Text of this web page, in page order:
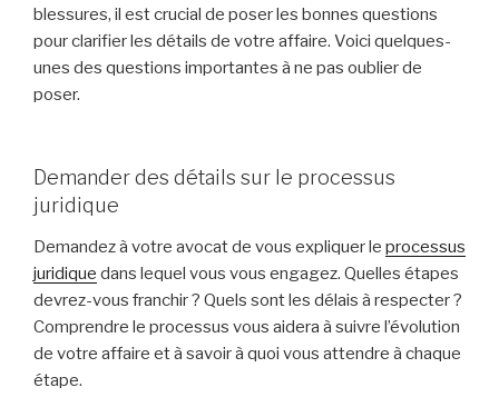
blessures, il est crucial de poser les bonnes questions
pour clarifier les détails de votre affaire. Voici quelques-
unes des questions importantes à ne pas oublier de
poser.
Demander des détails sur le processus
juridique
Demandez à votre avocat de vous expliquer le processus
juridique dans lequel vous vous engagez. Quelles étapes
devrez-vous franchir ? Quels sont les délais à respecter ?
Comprendre le processus vous aidera à suivre l’évolution
de votre affaire et à savoir à quoi vous attendre à chaque
étape.